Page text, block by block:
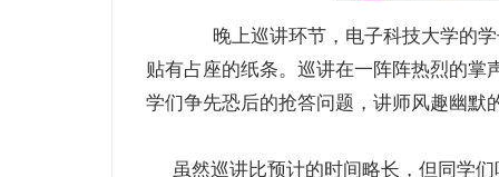
晚上巡讲环节，电子科技大学的学
贴有占座的纸条。巡讲在一阵阵热烈的
学们争先恐后的抢答问题，讲师风趣幽默
虽然巡讲比预计的时间略长，但同学们